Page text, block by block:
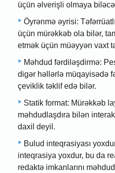
üçün əlverişli olmaya
Öyrənmə əyrisi:
üçün mürəkkəb ola bilər,
etmək üçün müəyyən vaxt
Məhdud fərdiləşdirmə:
digər həllərlə müqayisədə
çeviklik təklif edə bilər.
Statik format: Mürəkkəb
məhdudlaşdıra bilən
daxil deyil.
Bulud inteqrasiyası
inteqrasiya yoxdur, bu da
redaktə imkanlarını